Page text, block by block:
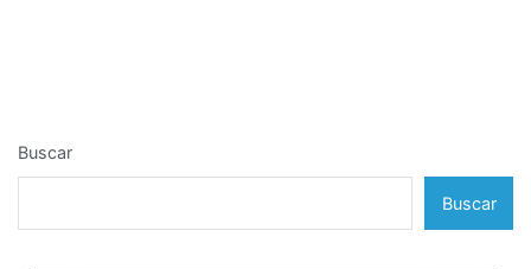
Buscar
Buscar